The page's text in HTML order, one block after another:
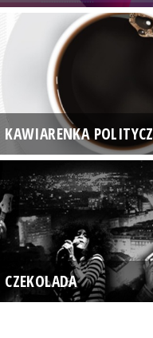
KAWIARENKA
CZEKOLADA